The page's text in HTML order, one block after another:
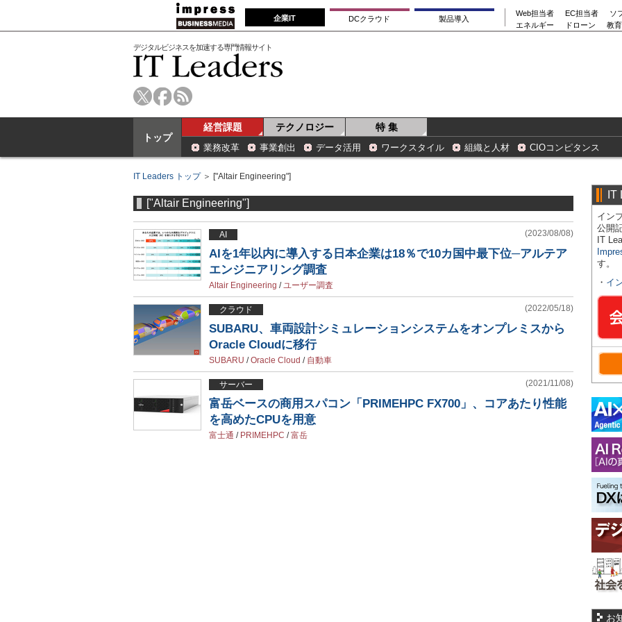
企業IT DCクラウド 製品導入
Web担当者 EC担当者
ソ
エネルギー
ドローン 教
デジタルビジネスを加速する専門情報サイト
トップ
経営課題 テクノロジー 特 集
業務改革 事業創出 データ活用 ワークスタイル 組織と人材 CIOコンピタンス
IT Leaders トップ＞ ["Altair Engineering"]
["Altair Engineering"]
AI (2023/08/08)
AIを1年以内に導入する日本企業は18％で10カ国中最下位─アルテア
エンジニアリング調査
Altair Engineering /ユーザー調査
クラウド (2022/05/18)
SUBARU、車両設計シミュレーションシステムをオンプレミスから
Oracle Cloudに移行
SUBARU /Oracle Cloud / 自動車
サーバー (2021/11/08)
富岳ベースの商用スパコン「PRIMEHPC FX700」、コアあたり性能
を高めたCPUを用意
富士通 / PRIMEHPC /富岳
IT
イン
公開
IT
す。
・ イ
お